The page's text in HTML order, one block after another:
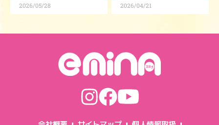
2026/05/28 2026/04/21